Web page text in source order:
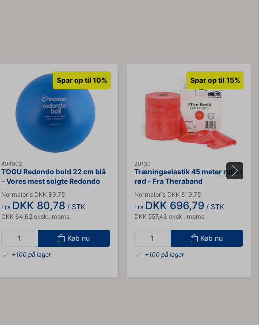
Spar op til 10%
494002
TOGU Redondo bold 22 cm blå
- Vores mest solgte Redondo
bold
Normalpris DKK 89,75
Fra DKK 80,78 / STK
DKK 64,62 ekskl. moms
Køb nu
+100 på lager
Spar op til 15%
20130
Træningselastik 45 meter rulle i
rød - Fra Theraband
Normalpris DKK 819,75
Fra DKK 696,79 / STK
DKK 557,43 ekskl. moms
Køb nu
+100 på lager